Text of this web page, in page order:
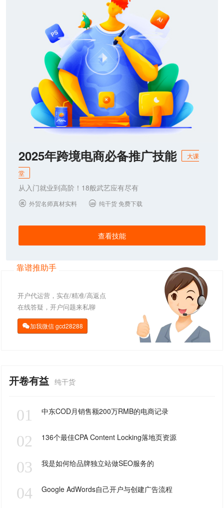
2025年跨境电商必备推广技能
大课
堂
从入门就业到高阶！18般武艺应有尽有
 外贸名师真材实料  纯干货 免费下载
查看技能
靠谱推助手
开户代运营，实在/精准/高返点
在线答疑，开户问题来私聊
加我微信gcd28288
开卷有益 纯干货
01 中东COD月销售额200万RMB的电商记录
02 136个最佳CPA Content Locking落地页资源
03 我是如何给品牌独立站做SEO服务的
04 Google AdWords自己开户与创建广告流程